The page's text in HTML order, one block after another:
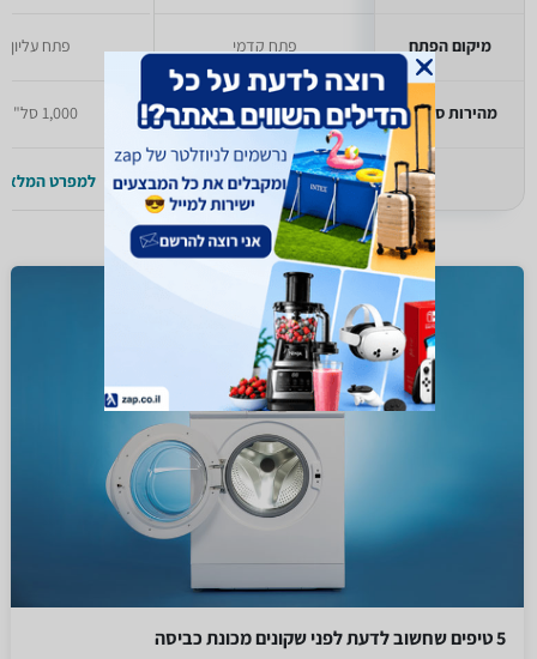
מיקום הפתח
מהירות סחיטה
פתח קדמי
800 סל"ד
למפרט המלא >>
פתח עליון
1,000 סל"ד
למפרט המלא
5 טיפים שחשוב לדעת לפני שקונים מכונת כביסה